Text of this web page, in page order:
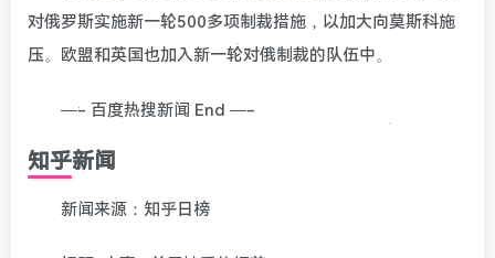
对俄罗斯实施新一轮500多项制裁措施，以加大向莫斯科施
压。欧盟和英国也加入新一轮对俄制裁的队伍中。
—- 百度热搜新闻 End —-
知乎新闻
新闻来源：知乎日榜